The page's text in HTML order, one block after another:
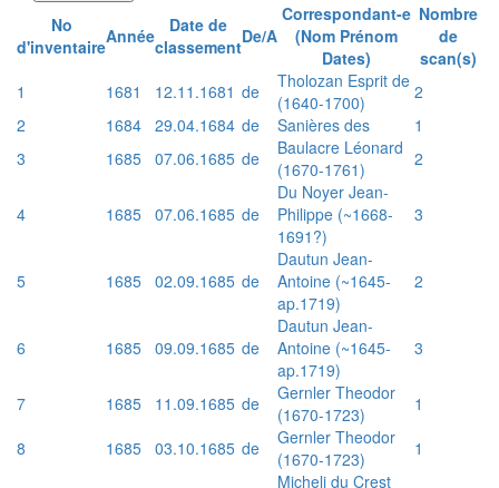
No
d'inventaireAnnée
Date de
classementDe/A
Correspondant-e
(Nom Prénom
Dates)
Nombre
de
scan(s)
1
1681 12.11.1681 de
Tholozan Esprit de
(1640-1700)
2
2
1684 29.04.1684 de Sanières des
1
3
1685 07.06.1685 de
Baulacre Léonard
(1670-1761)
2
4 1685 07.06.1685 de
Du Noyer Jean-
Philippe (~1668-
1691?)
3
5 1685 02.09.1685 de
Dautun Jean-
Antoine (~1645-
ap.1719)
2
6 1685 09.09.1685 de
Dautun Jean-
Antoine (~1645-
ap.1719)
3
7 1685 11.09.1685 de
Gernler Theodor
(1670-1723)
1
8
1685 03.10.1685 de
Gernler Theodor
(1670-1723)
1
Micheli du Crest